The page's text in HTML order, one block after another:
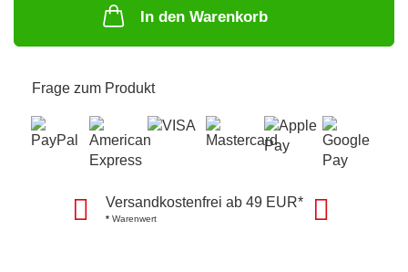
In den Warenkorb
Frage zum Produkt
Versandkostenfrei ab 49 EUR*
*Warenwert